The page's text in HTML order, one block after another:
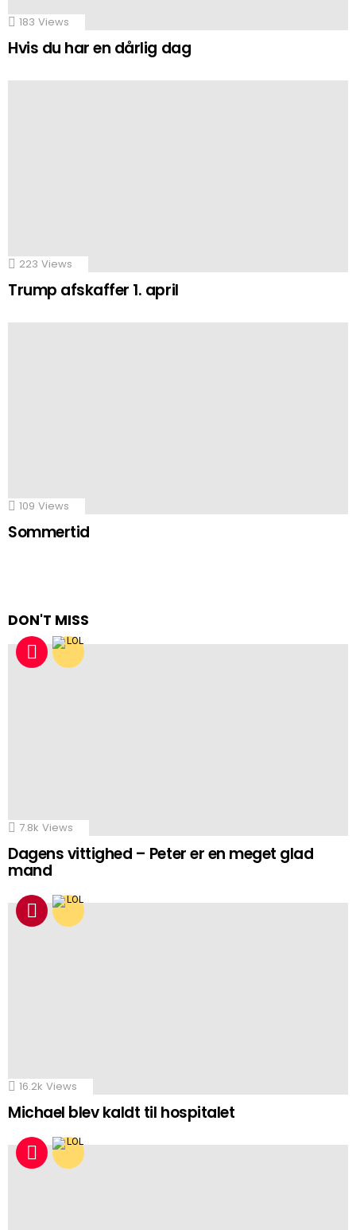
183 Views
Hvis du har en dårlig dag
223 Views
Trump afskaffer 1. april
109 Views
Sommertid
DON'T MISS
7.8k Views
Dagens vittighed – Peter er en meget glad
mand
16.2k Views
Michael blev kaldt til hospitalet